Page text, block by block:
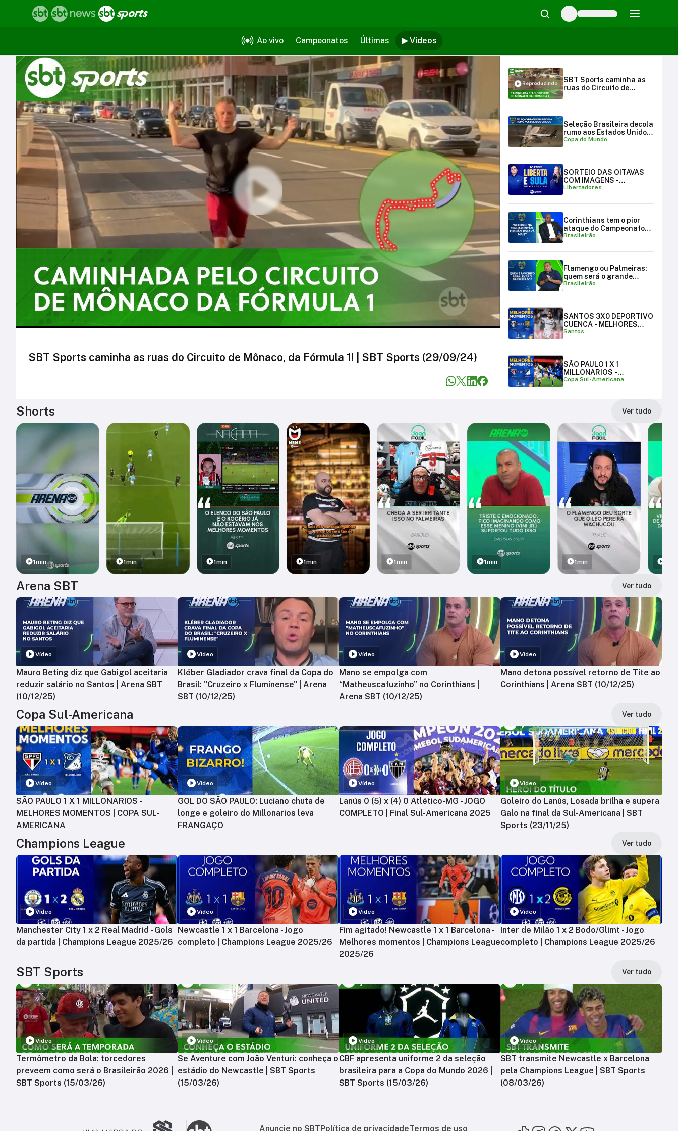
Ao vivo Campeonatos Últimas ▶ Vídeos
Vídeos
SBT Sports caminha as ruas do Circuito de Mônaco, da Fórmula 1! | SBT Sports (29/09/24)
Reproduzindo
SBT Sports caminha as
ruas do Circuito de
Seleção Brasileira decola
rumo aos Estados Unidos
para a Copa do Mundo
Copa do Mundo
SORTEIO DAS OITAVAS
COM IMAGENS -
LIBERTADORES E
Libertadores
Corinthians tem o pior
ataque do Campeonato
Brasileiro
Brasileirão
Flamengo ou Palmeiras:
quem será o grande
campeão brasileiro?
Brasileirão
SANTOS 3X0 DEPORTIVO
CUENCA - MELHORES
MOMENTOS
Santos
SÃO PAULO 1 X 1
MILLONARIOS -
MELHORES MOMENTOS |
Copa Sul-Americana
Shorts Ver tudo
1min 1min 1min 1min 1min 1min 1min
Arena SBT Ver tudo
Vídeo
Mauro Beting diz que Gabigol aceitaria
reduzir salário no Santos | Arena SBT
(10/12/25)
Vídeo
Kléber Gladiador crava final da Copa do
Brasil: "Cruzeiro x Fluminense" | Arena
SBT (10/12/25)
Vídeo
Mano se empolga com
“Matheuscafuzinho” no Corinthians |
Arena SBT (10/12/25)
Vídeo
Mano detona possível retorno de Tite ao
Corinthians | Arena SBT (10/12/25)
Copa Sul-Americana Ver tudo
Vídeo
SÃO PAULO 1 X 1 MILLONARIOS -
MELHORES MOMENTOS | COPA SUL-
AMERICANA
Vídeo
GOL DO SÃO PAULO: Luciano chuta de
longe e goleiro do Millonarios leva
FRANGAÇO
Vídeo
Lanús 0 (5) x (4) 0 Atlético-MG - JOGO
COMPLETO | Final Sul-Americana 2025
Vídeo
Goleiro do Lanús, Losada brilha e supera
Galo na final da Sul-Americana | SBT
Sports (23/11/25)
Champions League Ver tudo
Vídeo
Manchester City 1 x 2 Real Madrid - Gols
da partida | Champions League 2025/26
Vídeo
Newcastle 1 x 1 Barcelona - Jogo
completo | Champions League 2025/26
Vídeo
Fim agitado! Newcastle 1 x 1 Barcelona -
Melhores momentos | Champions League
2025/26
Vídeo
Inter de Milão 1 x 2 Bodo/Glimt - Jogo
completo | Champions League 2025/26
SBT Sports Ver tudo
Vídeo
Termômetro da Bola: torcedores
preveem como será o Brasileirão 2026 |
SBT Sports (15/03/26)
Vídeo
Se Aventure com João Venturi: conheça o
estádio do Newcastle | SBT Sports
(15/03/26)
Vídeo
CBF apresenta uniforme 2 da seleção
brasileira para a Copa do Mundo 2026 |
SBT Sports (15/03/26)
Vídeo
SBT transmite Newcastle x Barcelona
pela Champions League | SBT Sports
(08/03/26)
Anuncie no SBT Política de privacidadeTermos de uso